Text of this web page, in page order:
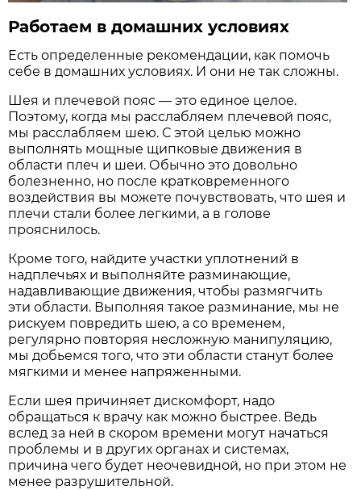
Работаем в домашних условиях
Есть определенные рекомендации, как помочь
себе в домашних условиях. И они не так сложны.
Шея и плечевой пояс — это единое целое.
Поэтому, когда мы расслабляем плечевой пояс,
мы расслабляем шею. С этой целью можно
выполнять мощные щипковые движения в
области плеч и шеи. Обычно это довольно
болезненно, но после кратковременного
воздействия вы можете почувствовать, что шея и
плечи стали более легкими, а в голове
прояснилось.
Кроме того, найдите участки уплотнений в
надплечьях и выполняйте разминающие,
надавливающие движения, чтобы размягчить
эти области. Выполняя такое разминание, мы не
рискуем повредить шею, а со временем,
регулярно повторяя несложную манипуляцию,
мы добьемся того, что эти области станут более
мягкими и менее напряженными.
Если шея причиняет дискомфорт, надо
обращаться к врачу как можно быстрее. Ведь
вслед за ней в скором времени могут начаться
проблемы и в других органах и системах,
причина чего будет неочевидной, но при этом не
менее разрушительной.